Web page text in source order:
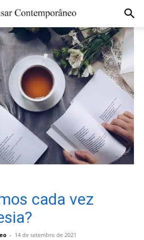
cada vez
- 14 de setembro de 2021